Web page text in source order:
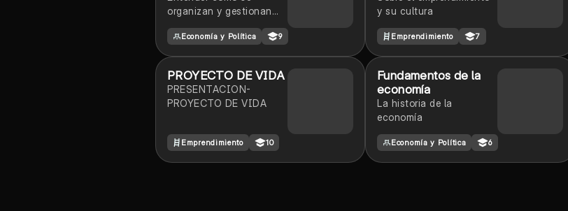
organizan y gestionan
las sociedades
contemporáneas.
Economía y Política 9
y su cultura
Emprendimiento 7
PROYECTO DE VIDA
PRESENTACION-
PROYECTO DE VIDA
Emprendimiento 10
Fundamentos de la
economía
La historia de la
economía
Economía y Política 6